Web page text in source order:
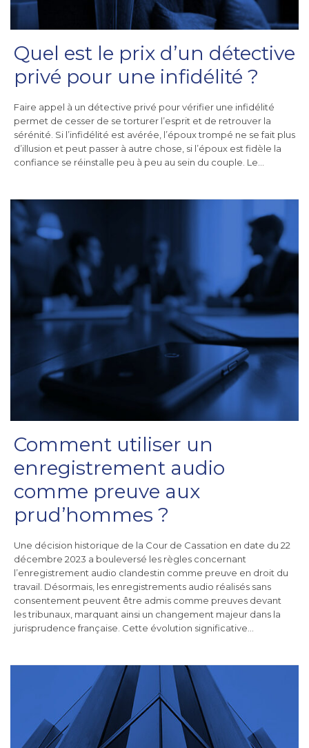
Quel est le prix d’un détective
privé pour une infidélité ?
Faire appel à un détective privé pour vérifier une infidélité
permet de cesser de se torturer l’esprit et de retrouver la
sérénité. Si l’infidélité est avérée, l’époux trompé ne se fait plus
d’illusion et peut passer à autre chose, si l’époux est fidèle la
confiance se réinstalle peu à peu au sein du couple. Le…
Comment utiliser un
enregistrement audio
comme preuve aux
prud’hommes ?
Une décision historique de la Cour de Cassation en date du 22
décembre 2023 a bouleversé les règles concernant
l’enregistrement audio clandestin comme preuve en droit du
travail. Désormais, les enregistrements audio réalisés sans
consentement peuvent être admis comme preuves devant
les tribunaux, marquant ainsi un changement majeur dans la
jurisprudence française. Cette évolution significative…